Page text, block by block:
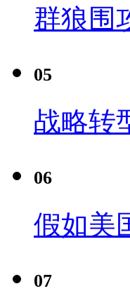
群狼围
05
战略转
06
假如美
07